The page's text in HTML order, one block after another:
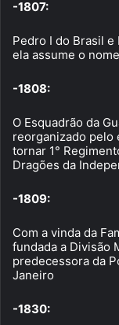
-1807:
Pedro I do Brasil
ela assume o
-1808:
O Esquadrão da
reorganizado pelo
tornar 1°
Dragões da
-1809:
Com a vinda da
fundada a Divisão
predecessora da
Janeiro
-1830: